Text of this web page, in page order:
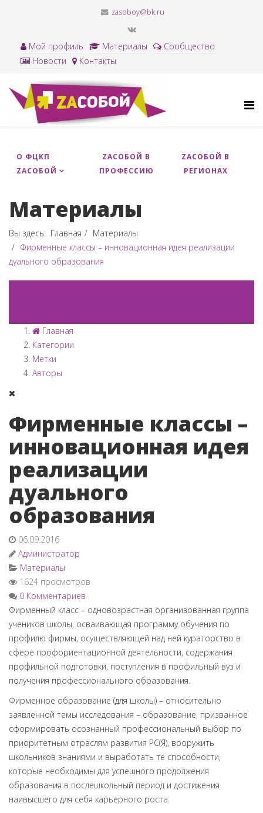
zasoboy@bk.ru
Мой профиль Материалы
Сообщество
Новости
Контакты
О ФЦКП
ZАСОБОЙ
ZACОБОЙ В
ПРОФЕССИЮ
ZAСОБОЙ В
РЕГИОНАХ
Материалы
Вы здесь: Главная
Материалы
Фирменные классы – инновационная идея реализации
дуального образования
Главная
Категории
Метки
Авторы
Фирменные классы –
инновационная идея
реализации
дуального
образования
06.09.2016
Администратор
Материалы
1624 просмотров
0 Комментариев
Фирменный класс – одновозрастная организованная группа
учеников школы, осваивающая программу обучения по
профилю фирмы, осуществляющей над ней кураторство в
сфере профориентационной деятельности, содержания
профильной подготовки, поступления в профильный вуз и
получения профессионального образования.
Фирменное образование (для школы) – относительно
заявленной темы исследования – образование, призванное
сформировать осознанный профессиональный выбор по
приоритетным отраслям развития РС(Я), вооружить
школьников знаниями и выработать те способности,
которые необходимы для успешного продолжения
образования в послешкольный период и достижения
наивысшего для себя карьерного роста.